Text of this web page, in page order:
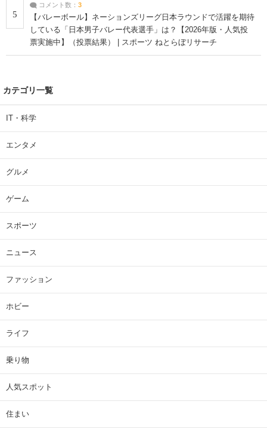
5
コメント数： 3
【バレーボール】ネーションズリーグ日本ラウンドで活躍を期待
している「日本男子バレー代表選手」は？【2026年版・人気投
票実施中】（投票結果） | スポーツ ねとらぼリサーチ
カテゴリ一覧
IT・科学
エンタメ
グルメ
ゲーム
スポーツ
ニュース
ファッション
ホビー
ライフ
乗り物
人気スポット
住まい